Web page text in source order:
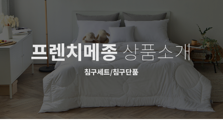
프렌치메종상품소개
침구세트/침구단품